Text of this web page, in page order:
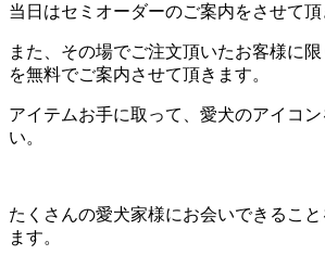
当日はセミオーダーのご案内をさせて頂
また、その場でご注文頂いたお客様に
を無料でご案内させて頂きます。
アイテムお手に取って、愛犬のアイコ
い。
たくさんの愛犬家様にお会いできるこ
ます。